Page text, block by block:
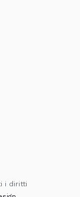
i diritti